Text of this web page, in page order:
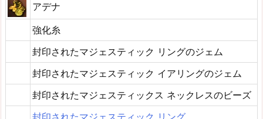
アデナ
強化糸
封印されたマジェスティック リングのジェム
封印されたマジェスティック イアリングのジェム
封印されたマジェスティックス ネックレスのビーズ